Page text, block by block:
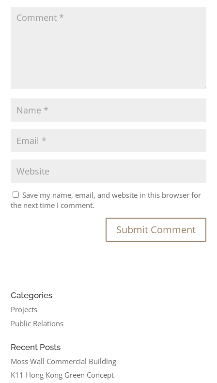
Save my name, email, and website in this browser for
the next time I comment.
Categories
Projects
Public Relations
Recent Posts
Moss Wall Commercial Building
K11 Hong Kong Green Concept